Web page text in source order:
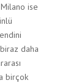
ise
daha
birçok